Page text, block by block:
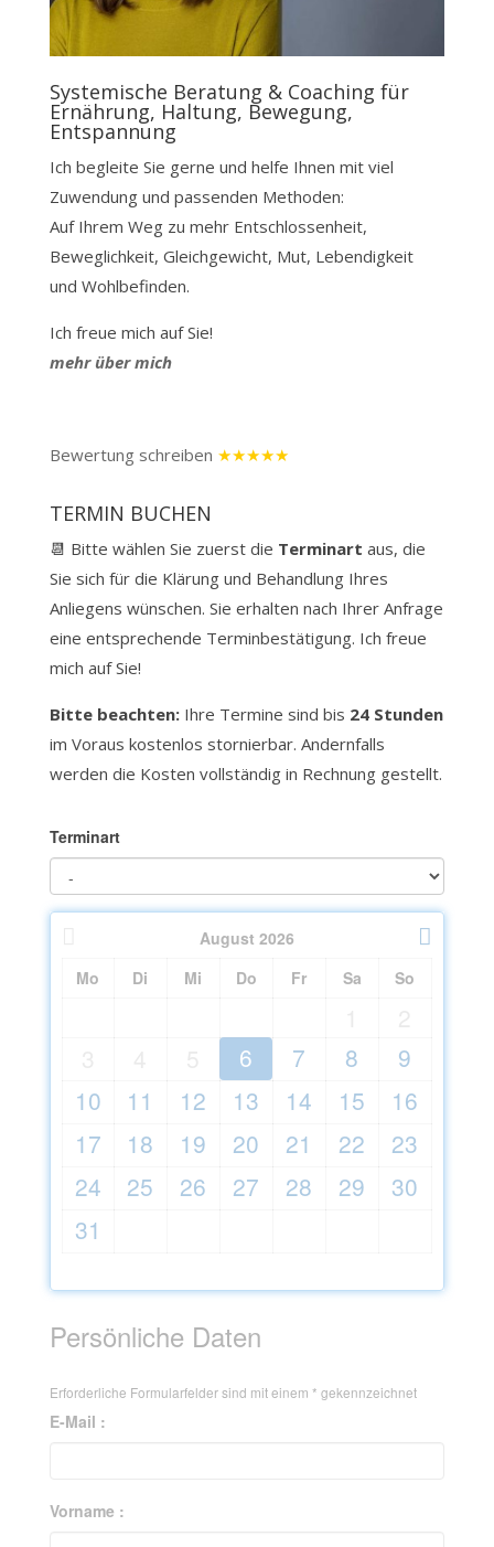
Systemische Beratung & Coaching für
Ernährung, Haltung, Bewegung,
Entspannung
Ich begleite Sie gerne und helfe Ihnen mit viel
Zuwendung und passenden Methoden:
Auf Ihrem Weg zu mehr Entschlossenheit,
Beweglichkeit, Gleichgewicht, Mut, Lebendigkeit
und Wohlbefinden.
Ich freue mich auf Sie!
mehr über mich
Bewertung schreiben ★★★★★
TERMIN BUCHEN
📆 Bitte wählen Sie zuerst die Terminart aus, die
Sie sich für die Klärung und Behandlung Ihres
Anliegens wünschen. Sie erhalten nach Ihrer Anfrage
eine entsprechende Terminbestätigung. Ich freue
mich auf Sie!
Bitte beachten:Ihre Termine sind bis 24 Stunden
im Voraus kostenlos stornierbar. Andernfalls
werden die Kosten vollständig in Rechnung gestellt.
Terminart
August 2026
Mo
Di Mi Do Fr Sa So
6 7 8
9
10
11 12 13 14 15
16
17
18 19 20 21 22
23
24
25 26 27 28 29
30
31
Persönliche Daten
Erforderliche Formularfelder sind mit einem * gekennzeichnet
E-Mail :
Vorname :